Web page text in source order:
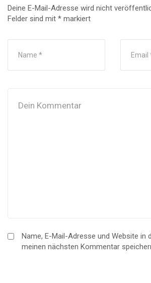
Deine E-Mail-Adresse wird nicht
Felder sind mit * markiert
Name, E-Mail-Adresse und Website in
meinen nächsten Kommentar